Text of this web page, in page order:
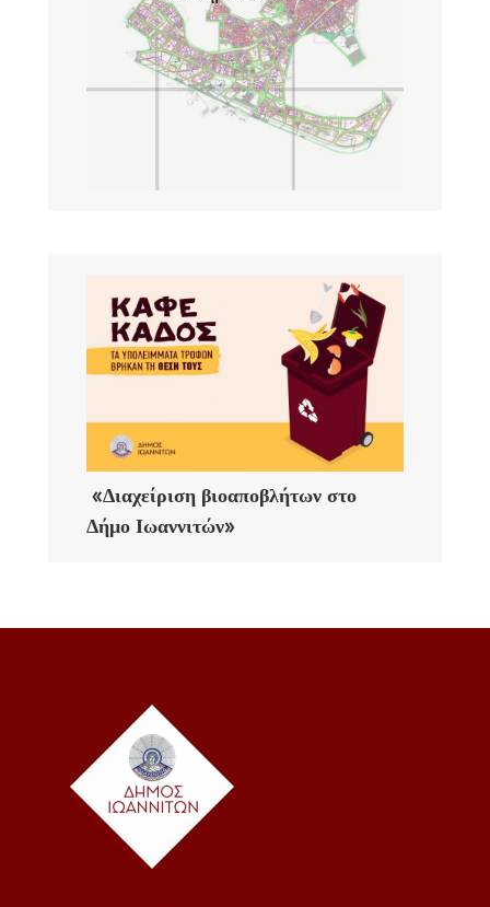
«Διαχείριση βιοαποβλήτων στο
Δήμο Ιωαννιτών»